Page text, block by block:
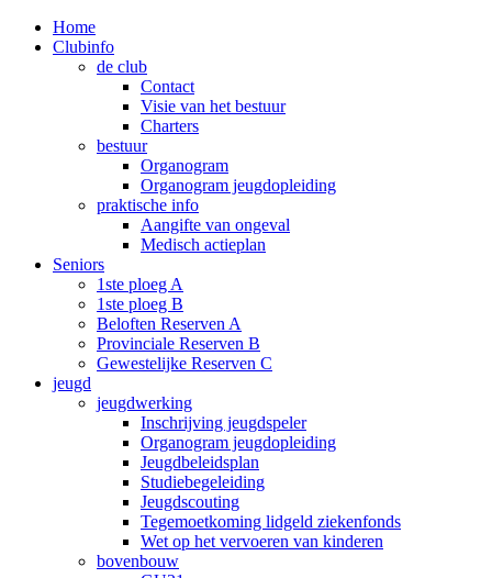
Home
Clubinfo
de club
Contact
Visie van het bestuur
Charters
bestuur
Organogram
Organogram jeugdopleiding
praktische info
Aangifte van ongeval
Medisch actieplan
Seniors
1ste ploeg A
1ste ploeg B
Beloften Reserven A
Provinciale Reserven B
Gewestelijke Reserven C
jeugd
jeugdwerking
Inschrijving jeugdspeler
Organogram jeugdopleiding
Jeugdbeleidsplan
Studiebegeleiding
Jeugdscouting
Tegemoetkoming lidgeld ziekenfonds
Wet op het vervoeren van kinderen
bovenbouw